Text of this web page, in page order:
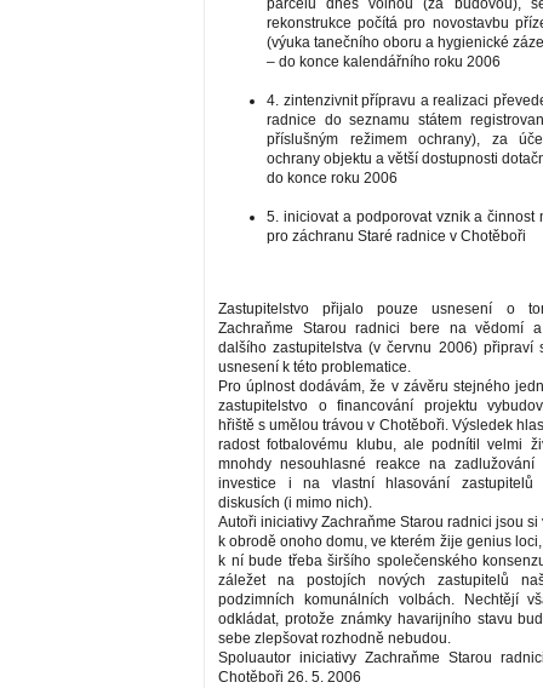
parcelu dnes volnou (za budovou),
rekonstrukce počítá pro novostavbu
(výuka tanečního oboru a hygienické
– do konce kalendářního roku 2006
4. zintenzivnit přípravu a realizaci
radnice do seznamu státem
příslušným režimem ochrany), za
ochrany objektu a větší dostupnosti
do konce roku 2006
5. iniciovat a podporovat vznik a činnost
pro záchranu Staré radnice v Chotěboři
Zastupitelstvo přijalo pouze usnesení o
Zachraňme Starou radnici bere na vědomí
dalšího zastupitelstva (v červnu 2006) připraví
usnesení k této problematice.
Pro úplnost dodávám, že v závěru stejného
zastupitelstvo o financování projektu
hřiště s umělou trávou v Chotěboři. Výsledek
radost fotbalovému klubu, ale podnítil velmi
mnohdy nesouhlasné reakce na zadlužování
investice i na vlastní hlasování zastupitelů
diskusích (i mimo nich).
Autoři iniciativy Zachraňme Starou radnici jsou si
k obrodě onoho domu, ve kterém žije genius
k ní bude třeba širšího společenského
záležet na postojích nových zastupitelů
podzimních komunálních volbách. Nechtějí
odkládat, protože známky havarijního stavu
sebe zlepšovat rozhodně nebudou.
Spoluautor iniciativy Zachraňme Starou
Chotěboři 26. 5. 2006